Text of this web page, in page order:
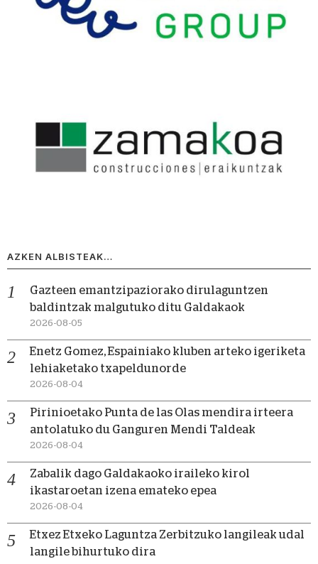
AZKEN ALBISTEAK…
Gazteen emantzipaziorako dirulaguntzen
baldintzak malgutuko ditu Galdakaok
2026-08-05
Enetz Gomez, Espainiako kluben arteko igeriketa
lehiaketako txapeldunorde
2026-08-04
Pirinioetako Punta de las Olas mendira irteera
antolatuko du Ganguren Mendi Taldeak
2026-08-04
Zabalik dago Galdakaoko iraileko kirol
ikastaroetan izena emateko epea
2026-08-04
Etxez Etxeko Laguntza Zerbitzuko langileak udal
langile bihurtuko dira